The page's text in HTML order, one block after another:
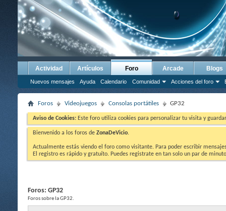
Actividad Artículos Foro
Nuevos mensajes Ayuda Calendario Comunidad Acciones del foro
Arcade Blogs
Foros Videojuegos Consolas portátiles GP32
Aviso de Cookies: Este foro utiliza cookies para personalizar tu visita y
Bienvenido a los foros de ZonaDeVicio.
Actualmente estás viendo el foro como visitante. Para poder escribir
El registro es rápido y gratuíto. Puedes registrate en tan solo un par de
Foros: GP32
Foros sobre la GP32.